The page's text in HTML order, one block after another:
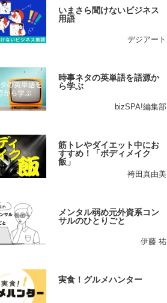
いまさら聞けないビジネス
用語
デジアート
時事ネタの英単語を語源か
ら学ぶ
bizSPA!編集部
筋トレやダイエット中にお
すすめ！「ボディメイク
飯」
袴田真由美
メンタル弱め元外資系コン
サルのひとりごと
伊藤 祐
実食！グルメハンター